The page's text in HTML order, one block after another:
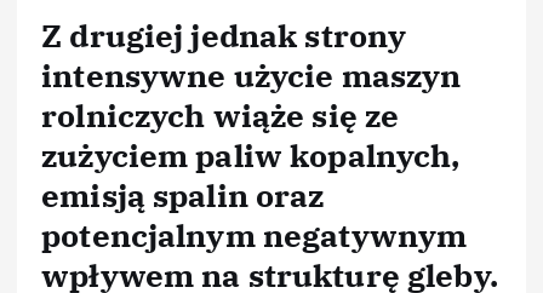
Z drugiej jednak strony
intensywne użycie maszyn
rolniczych wiąże się ze
zużyciem paliw kopalnych,
emisją spalin oraz
potencjalnym negatywnym
wpływem na strukturę gleby.